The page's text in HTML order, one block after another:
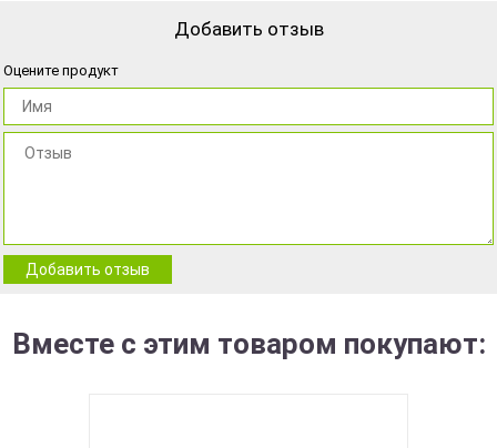
Добавить отзыв
Оцените продукт
Добавить отзыв
Вместе с этим товаром покупают: